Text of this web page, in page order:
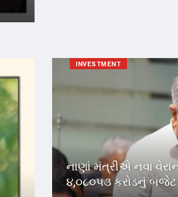
INVESTMENT
નાણાં મંત્રીએ નવા
૪,૦૮૦૫૩ કરોડનું